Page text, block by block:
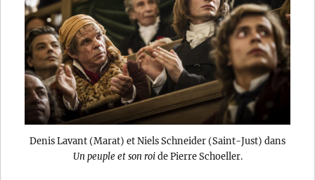
Denis Lavant (Marat) et Niels Schneider (Saint-Just) dans
Un peuple et son roide Pierre Schoeller.